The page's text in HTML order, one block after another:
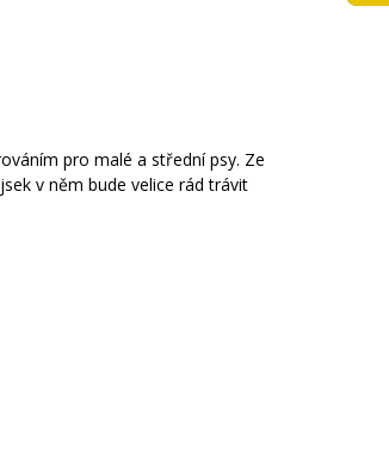
pro malé a střední psy. Ze
v něm bude velice rád trávit